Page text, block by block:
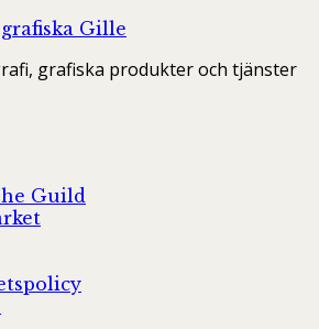
Gille
grafiska produkter och tjänster
Guild